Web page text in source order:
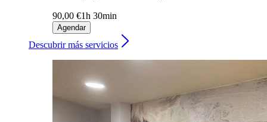
90,00 €1h 30min
Agendar
Descubrir más servicios